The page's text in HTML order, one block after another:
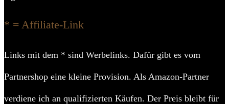
* = Affiliate-Link
Links mit dem * sind Werbelinks. Dafür gibt es vom
Partnershop eine kleine Provision. Als Amazon-Partner
verdiene ich an qualifizierten Käufen. Der Preis bleibt für